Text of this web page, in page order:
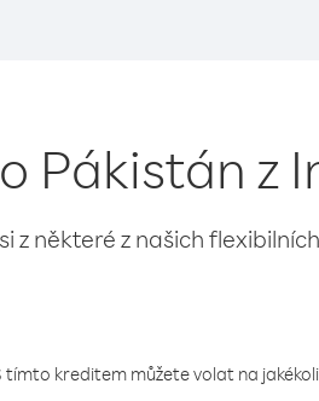
Pákistán z
z některé z našich
kreditem můžete volat na